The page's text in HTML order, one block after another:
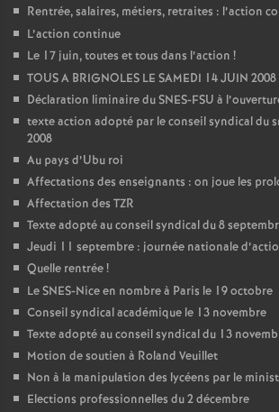
Rentrée, salaires, métiers, retraites : l’action
L’action continue
Le 17 juin, toutes et tous dans l’action !
TOUS A BRIGNOLES LE SAMEDI 14 JUIN 2008
Déclaration liminaire du SNES-FSU à
texte action adopté par le conseil syndical du
2008
Au pays d’Ubu roi
Affectations des enseignants : on joue les
Affectation des TZR
Texte adopté au conseil syndical du 8
Jeudi 11 septembre : journée nationale
Quelle rentrée!
Le SNES-Nice en nombre à Paris le 19 octobre
Conseil syndical académique le 13 novembre
Texte adopté au conseil syndical du 13
Motion de soutien à Roland Veuillet
Non à la manipulation des lycéens par le
Elections professionnelles du 2 décembre